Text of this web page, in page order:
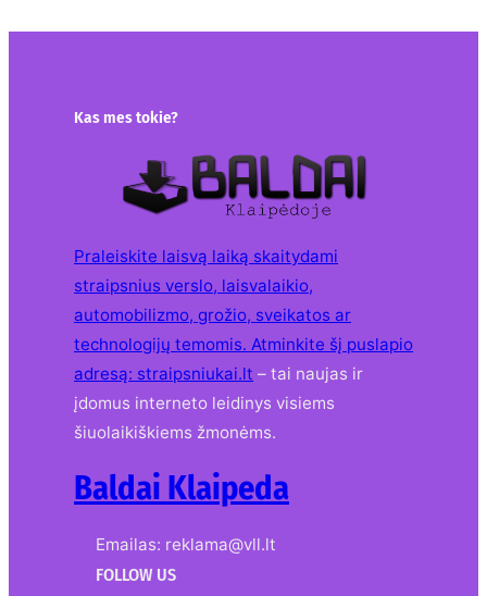
Kas mes tokie?
Praleiskite laisvą laiką skaitydami
straipsnius verslo, laisvalaikio,
automobilizmo, grožio, sveikatos ar
technologijų temomis. Atminkite šį puslapio
adresą: straipsniukai.lt – tai naujas ir
įdomus interneto leidinys visiems
šiuolaikiškiems žmonėms.
Baldai Klaipeda
Emailas: reklama@vll.lt
FOLLOW US